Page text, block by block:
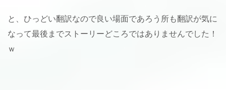
と、ひっどい翻訳なので良い場面であろう所も翻訳が気に
なって最後までストーリーどころではありませんでした！
ｗ